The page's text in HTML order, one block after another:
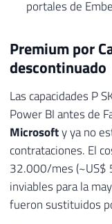
portales de
Premium por
descontinuado
Las capacidades P
Power BI antes de
Microsofty ya no
contrataciones. El
32.000/mes (~US$
inviables para la
fueron sustituidos